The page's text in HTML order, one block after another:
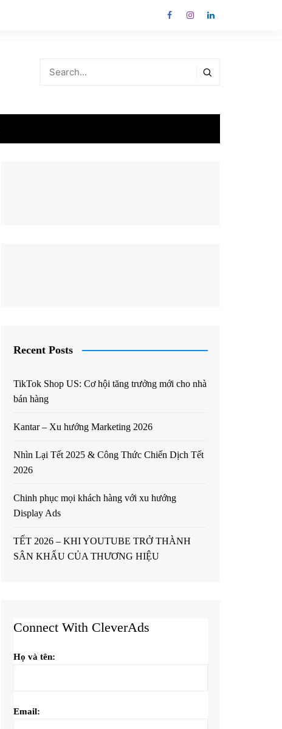
Recent Posts
TikTok Shop US: Cơ hội tăng trưởng mới cho nhà
bán hàng
Kantar – Xu hướng Marketing 2026
Nhìn Lại Tết 2025 & Công Thức Chiến Dịch Tết
2026
Chinh phục mọi khách hàng với xu hướng
Display Ads
TẾT 2026 – KHI YOUTUBE TRỞ THÀNH
SÂN KHẤU CỦA THƯƠNG HIỆU
Connect With CleverAds
Họ và tên:
Email: